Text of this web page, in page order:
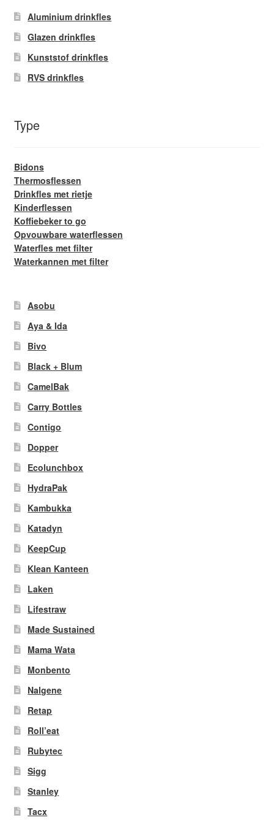
Aluminium drinkfles
Glazen drinkfles
Kunststof drinkfles
RVS drinkfles
Type
Bidons
Thermosflessen
Drinkfles met rietje
Kinderflessen
Koffiebeker to go
Opvouwbare waterflessen
Waterfles met filter
Waterkannen met filter
Asobu
Aya & Ida
Bivo
Black + Blum
CamelBak
Carry Bottles
Contigo
Dopper
Ecolunchbox
HydraPak
Kambukka
Katadyn
KeepCup
Klean Kanteen
Laken
Lifestraw
Made Sustained
Mama Wata
Monbento
Nalgene
Retap
Roll’eat
Rubytec
Sigg
Stanley
Tacx